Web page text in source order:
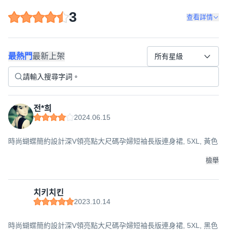
3 查看詳情
最熱門最新上架 所有星級
전*희
2024.06.15
時尚蝴蝶簡約設計深V領亮點大尺碼孕婦短袖長版連身裙, 5XL, 黃色
檢舉
치키치킨
2023.10.14
時尚蝴蝶簡約設計深V領亮點大尺碼孕婦短袖長版連身裙, 5XL, 黑色